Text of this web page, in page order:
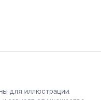
размер
для иллюстрации.